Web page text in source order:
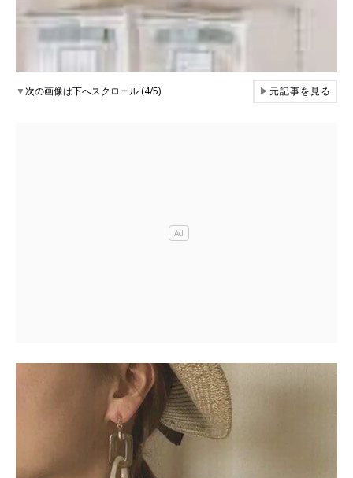
▼次の画像は下へスクロール (4/5) ▶元記事を見る